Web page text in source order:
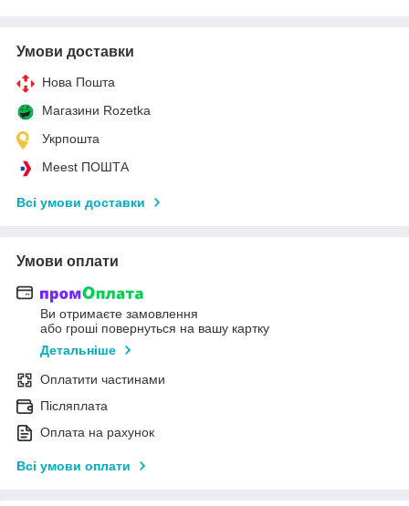
Умови доставки
Нова Пошта
Магазини Rozetka
Укрпошта
Meest ПОШТА
Всі умови доставки
Умови оплати
Ви отримаєте замовлення
або гроші повернуться на вашу картку
Детальніше
Оплатити частинами
Післяплата
Оплата на рахунок
Всі умови оплати